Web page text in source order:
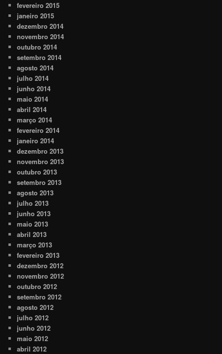
fevereiro 2015
janeiro 2015
dezembro 2014
novembro 2014
outubro 2014
setembro 2014
agosto 2014
julho 2014
junho 2014
maio 2014
abril 2014
março 2014
fevereiro 2014
janeiro 2014
dezembro 2013
novembro 2013
outubro 2013
setembro 2013
agosto 2013
julho 2013
junho 2013
maio 2013
abril 2013
março 2013
fevereiro 2013
dezembro 2012
novembro 2012
outubro 2012
setembro 2012
agosto 2012
julho 2012
junho 2012
maio 2012
abril 2012